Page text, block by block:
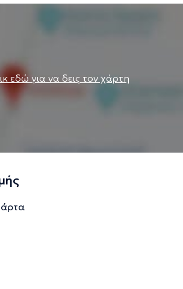
εδώ για να δεις τον χάρτη